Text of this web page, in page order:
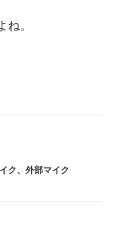
。
ク、 外部マイク